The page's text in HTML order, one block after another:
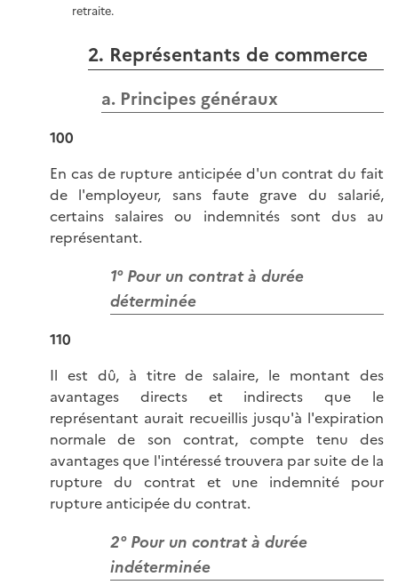
retraite.
2. Représentants de commerce
a. Principes généraux
100
En cas de rupture anticipée d'un contrat du fait
de l'employeur, sans faute grave du salarié,
certains salaires ou indemnités sont dus au
représentant.
1° Pour un contrat à durée
déterminée
110
Il est dû, à titre de salaire, le montant des
avantages directs et indirects que le
représentant aurait recueillis jusqu'à l'expiration
normale de son contrat, compte tenu des
avantages que l'intéressé trouvera par suite de la
rupture du contrat et une indemnité pour
rupture anticipée du contrat.
2° Pour un contrat à durée
indéterminée